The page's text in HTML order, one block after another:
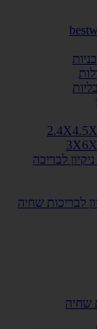
לבריכה
לבריכות שחיה
שחיה